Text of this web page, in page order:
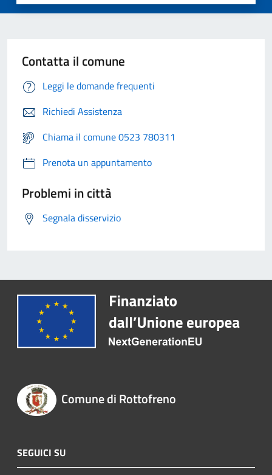
Contatta il comune
Leggi le domande frequenti
Richiedi Assistenza
Chiama il comune 0523 780311
Prenota un appuntamento
Problemi in città
Segnala disservizio
Comune di Rottofreno
SEGUICI SU